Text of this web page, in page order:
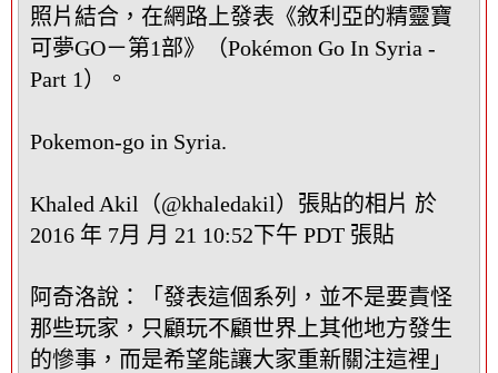
照片結合，在網路上發表《敘利亞的精靈寶
可夢GO－第1部》（Pokémon Go In Syria -
Part 1）。
Pokemon-go in Syria.
Khaled Akil（@khaledakil）張貼的相片 於
2016 年 7月 月 21 10:52下午 PDT 張貼
阿奇洛說：「發表這個系列，並不是要責怪
那些玩家，只顧玩不顧世界上其他地方發生
的慘事，而是希望能讓大家重新關注這裡」